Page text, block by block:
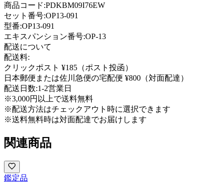
商品コード:PDKBM09I76EW
セット番号:OP13-091
型番:OP13-091
エキスパンション番号:OP-13
配送について
配送料:
クリックポスト ¥185（ポスト投函）
日本郵便または佐川急便の宅配便 ¥800（対面配達）
配送日数:1-2営業日
※3,000円以上で送料無料
※配送方法はチェックアウト時に選択できます
※送料無料時は対面配達でお届けします
関連商品
鑑定品